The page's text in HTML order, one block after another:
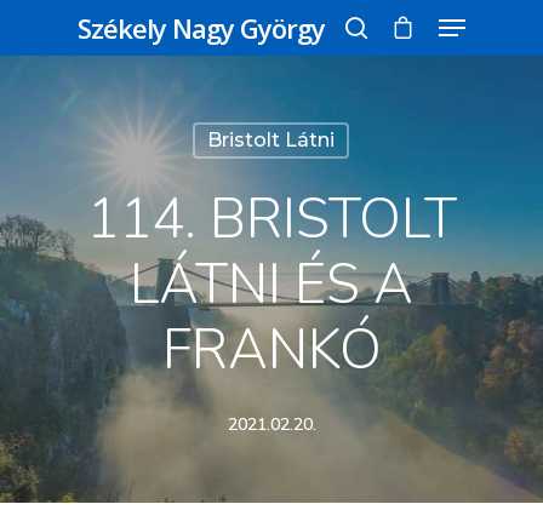
Üss egy entert a kereséshez, vagy nyomd
meg az ESC gombot a bezáráshoz
Székely Nagy György
Bristolt Látni
114. BRISTOLT
LÁTNI ÉS A
FRANKÓ
2021.02.20.